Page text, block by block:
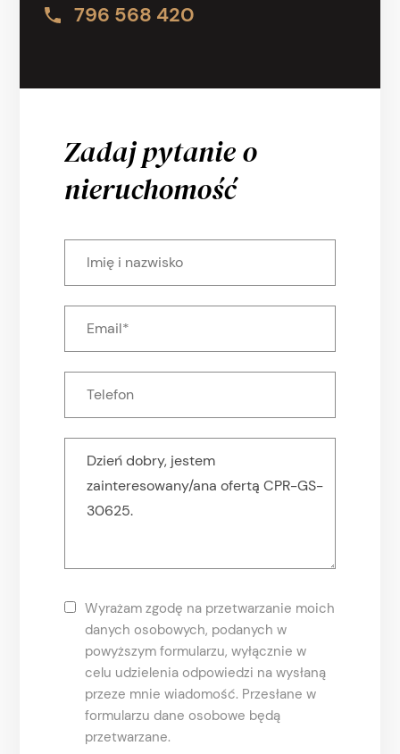
796 568 420
Zadaj pytanie o
nieruchomość
Wyrażam zgodę na przetwarzanie moich
danych osobowych, podanych w
powyższym formularzu, wyłącznie w
celu udzielenia odpowiedzi na wysłaną
przeze mnie wiadomość. Przesłane w
formularzu dane osobowe będą
przetwarzane.